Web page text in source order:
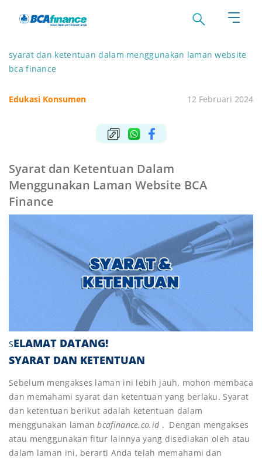
syarat dan ketentuan dalam menggunakan laman website
bca finance
Edukasi Konsumen 12 Februari 2024
Syarat dan Ketentuan Dalam
Menggunakan Laman Website BCA
Finance
SELAMAT DATANG!
SYARAT DAN KETENTUAN
Sebelum mengakses laman ini lebih jauh, mohon membaca
dan memahami syarat dan ketentuan yang berlaku. Syarat
dan ketentuan berikut adalah ketentuan dalam
menggunakan lamanbcafinance.co.id. Dengan mengakses
atau menggunakan fitur lainnya yang disediakan oleh atau
dalam laman ini, berarti Anda telah memahami dan